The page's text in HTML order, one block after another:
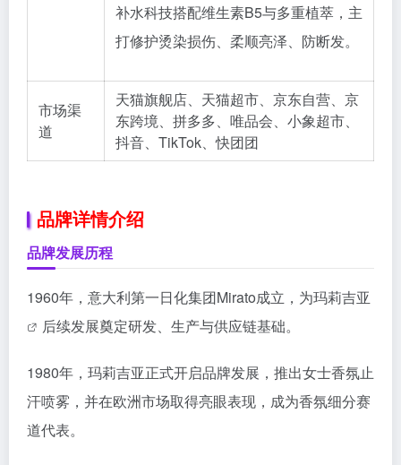
补水科技搭配维生素B5与多重植萃，主
打修护烫染损伤、柔顺亮泽、防断发。
市场渠
道
天猫旗舰店、天猫超市、京东自营、京
东跨境、拼多多、唯品会、小象超市、
抖音、TikTok、快团团
品牌详情介绍
品牌发展历程
1960年，意大利第一日化集团Mirato成立，为玛莉吉亚
后续发展奠定研发、生产与供应链基础。
1980年，玛莉吉亚正式开启品牌发展，推出女士香氛止
汗喷雾，并在欧洲市场取得亮眼表现，成为香氛细分赛
道代表。